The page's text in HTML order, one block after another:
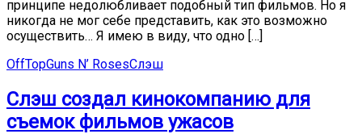
принципе недолюбливает подобный тип фильмов. Но я
никогда не мог себе представить, как это возможно
осуществить… Я имею в виду, что одно […]
OffTopGuns N’ RosesСлэш
Слэш создал кинокомпанию для
съемок фильмов ужасов